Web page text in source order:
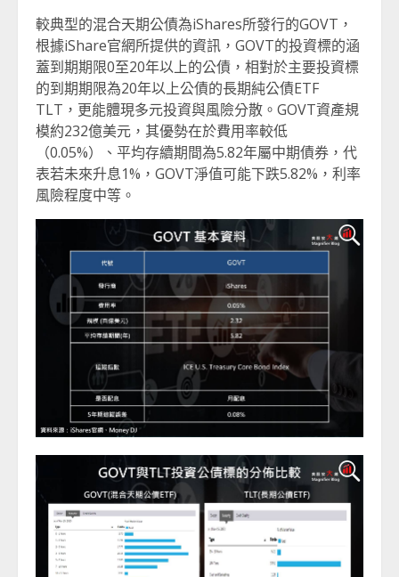
較典型的混合天期公債為iShares所發行的GOVT，
根據iShare官網所提供的資訊，GOVT的投資標的涵
蓋到期期限0至20年以上的公債，相對於主要投資標
的到期期限為20年以上公債的長期純公債ETF
TLT，更能體現多元投資與風險分散。GOVT資產規
模約232億美元，其優勢在於費用率較低
（0.05%）、平均存續期間為5.82年屬中期債券，代
表若未來升息1%，GOVT淨值可能下跌5.82%，利率
風險程度中等。